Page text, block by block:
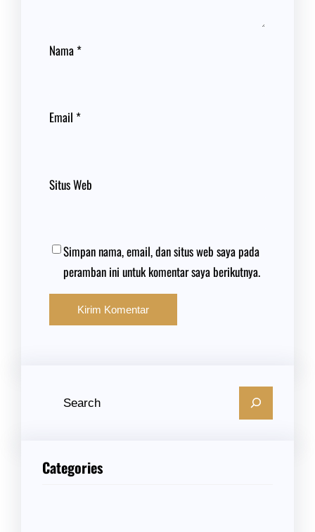
Nama *
Email *
Situs Web
Simpan nama, email, dan situs web saya pada
peramban ini untuk komentar saya berikutnya.
Categories